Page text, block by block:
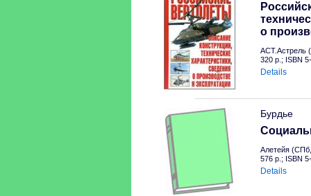
о
АСТ.Астрель
320 p.; ISBN
Details
Бурдье
Алетейя
576 p.; ISBN
Details